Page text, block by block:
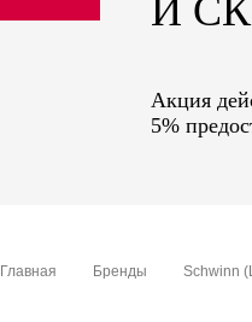
sale
И
Акция
5%
Главная Бренды Schwinn